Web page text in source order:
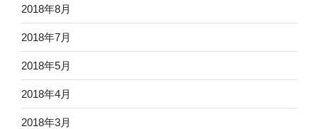
2018年8月
2018年7月
2018年5月
2018年4月
2018年3月